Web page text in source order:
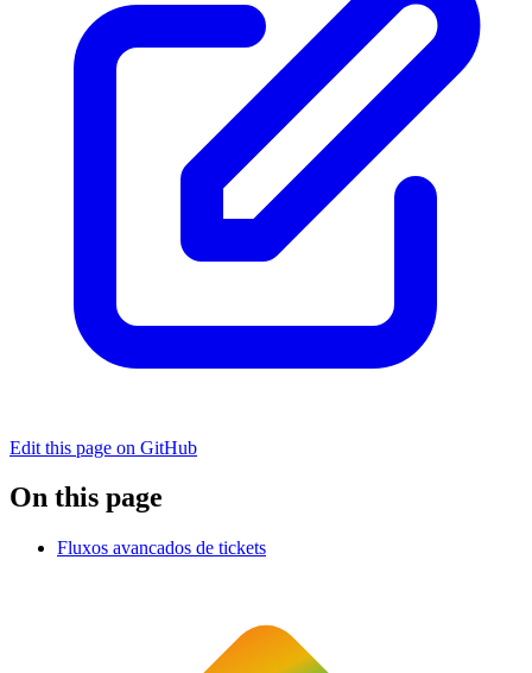
Edit this page on GitHub
On this page
Fluxos avancados de tickets